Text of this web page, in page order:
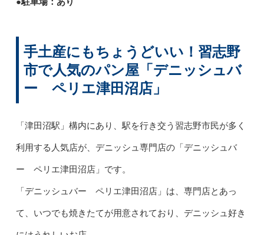
手土産にもちょうどいい！習志野
市で人気のパン屋「デニッシュバ
ー ペリエ津田沼店」
「津田沼駅」構内にあり、駅を行き交う習志野市民が多く
利用する人気店が、デニッシュ専門店の「デニッシュバ
ー ペリエ津田沼店」です。
「デニッシュバー ペリエ津田沼店」は、専門店とあっ
て、いつでも焼きたてが用意されており、デニッシュ好き